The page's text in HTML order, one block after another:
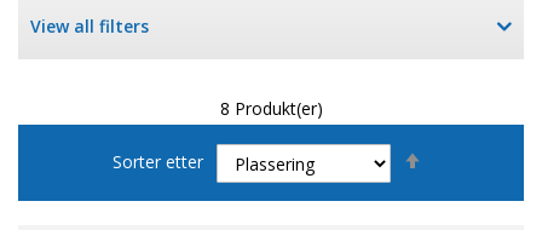
View all filters
8 Produkt(er)
Sorter etter